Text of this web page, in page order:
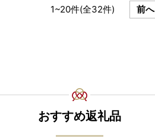
1~20件(全32件) 前へ
おすすめ返礼品